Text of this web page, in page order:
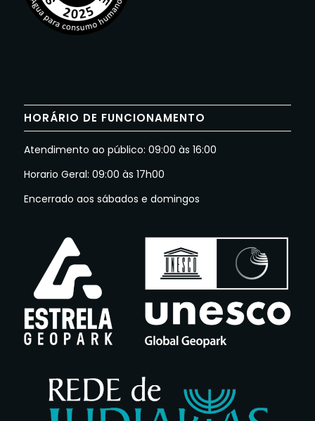
HORÁRIO DE FUNCIONAMENTO
Atendimento ao público: 09:00 às 16:00
Horario Geral: 09:00 às 17h00
Encerrado aos sábados e domingos